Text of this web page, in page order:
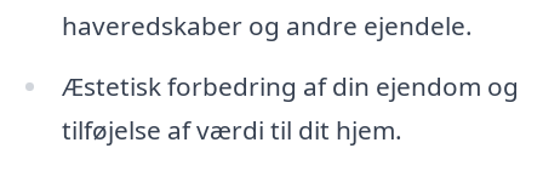
haveredskaber og andre ejendele.
Æstetisk forbedring af din ejendom og
tilføjelse af værdi til dit hjem.